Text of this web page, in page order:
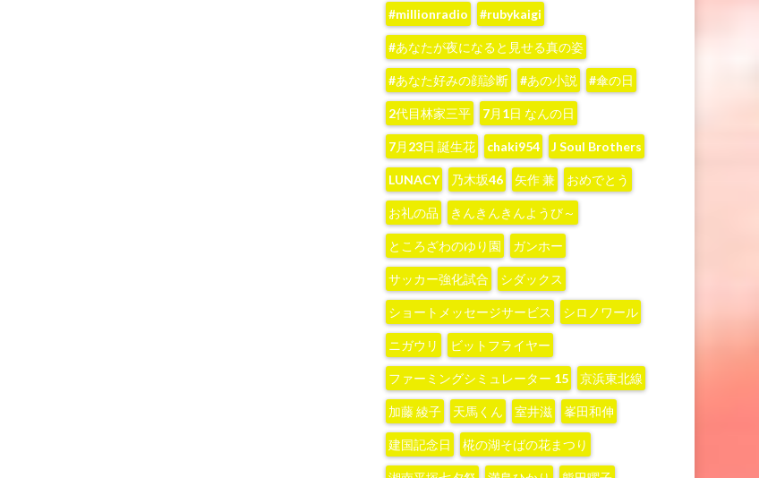
#millionradio #rubykaigi
#あなたが夜になると見せる真の姿
#あなた好みの顔診断 #あの小説 #傘の日
2代目林家三平 7月1日 なんの日
7月23日 誕生花 chaki954 J Soul Brothers
LUNACY ‪乃木坂46‬ ‪矢作 兼‬ おめでとう
お礼の品 きんきんきんようび～
ところざわのゆり園 ガンホー
サッカー強化試合 シダックス
ショートメッセージサービス シロノワール
ニガウリ ビットフライヤー
ファーミングシミュレーター 15 京浜東北線
加藤 綾子‬ 天馬くん 室井滋 峯田和伸
建国記念日 椛の湖そばの花まつり